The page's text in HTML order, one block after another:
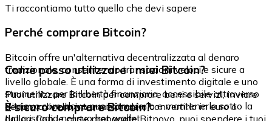
Ti raccontiamo tutto quello che devi sapere
Perché comprare Bitcoin?
Bitcoin offre un'alternativa decentralizzata al denaro
tradizionale, consentendo transazioni veloci e sicure a
livello globale. È una forma di investimento digitale e uno
strumento per la libertà finanziaria, accessibile attraverso
Bitnovo.com, dove puoi comprarlo e mantenerlo sotto la
tua custodia nel suo hot wallet.
Come posso utilizzare i miei Bitcoin?
Puoi utilizzare Bitcoin per comprare beni e servizi, inviare
denaro a livello internazionale o convertirlo in euro o
È sicuro comprare Bitcoin?